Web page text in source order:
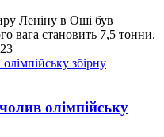
Леніну в Оші був
вага становить 7,5 тонни.
олімпійську